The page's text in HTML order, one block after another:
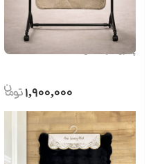
پادری خز سنگی
1,900,000